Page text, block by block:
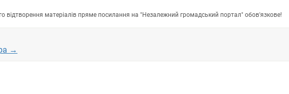
відтворення матеріалів пряме посилання на "Незалежний громадський портал" обов'язкове!
→